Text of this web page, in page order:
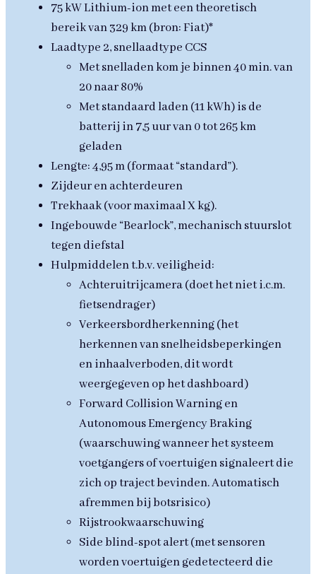
75 kW Lithium-ion met een theoretisch
bereik van 329 km (bron: Fiat)*
Laadtype 2, snellaadtype CCS
Met snelladen kom je binnen 40 min. van
20 naar 80%
Met standaard laden (11 kWh) is de
batterij in 7,5 uur van 0 tot 265 km
geladen
Lengte: 4,95 m (formaat “standard”).
Zijdeur en achterdeuren
Trekhaak (voor maximaal X kg).
Ingebouwde “Bearlock”, mechanisch stuurslot
tegen diefstal
Hulpmiddelen t.b.v. veiligheid:
Achteruitrijcamera (doet het niet i.c.m.
fietsendrager)
Verkeersbordherkenning (het
herkennen van snelheidsbeperkingen
en inhaalverboden, dit wordt
weergegeven op het dashboard)
Forward Collision Warning en
Autonomous Emergency Braking
(waarschuwing wanneer het systeem
voetgangers of voertuigen signaleert die
zich op traject bevinden. Automatisch
afremmen bij botsrisico)
Rijstrookwaarschuwing
Side blind-spot alert (met sensoren
worden voertuigen gedetecteerd die